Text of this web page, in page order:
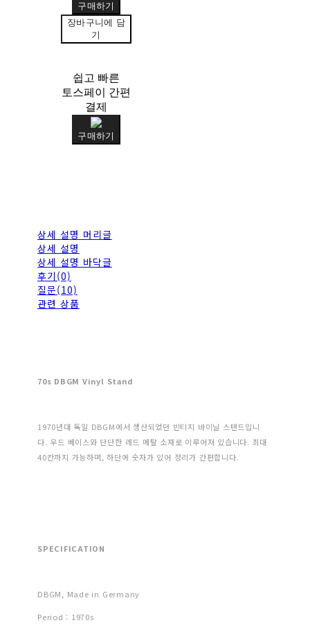
구매하기
장바구니에 담
기
쉽고 빠른
토스페이 간편
결제
구매하기
상세 설명 머리글
상세 설명
상세 설명 바닥글
후기(0)
질문(10)
관련 상품
70s DBGM Vinyl Stand
1970년대 독일 DBGM에서 생산되었던 빈티지 바이닐 스텐드입니
다. 우드 베이스와 단단한 레드 메탈 소재로 이루어져 있습니다. 최대
40칸까지 가능하며, 하단에 숫자가 있어 정리가 간편합니다.
SPECIFICATION
DBGM, Made in Germany
Period : 1970s